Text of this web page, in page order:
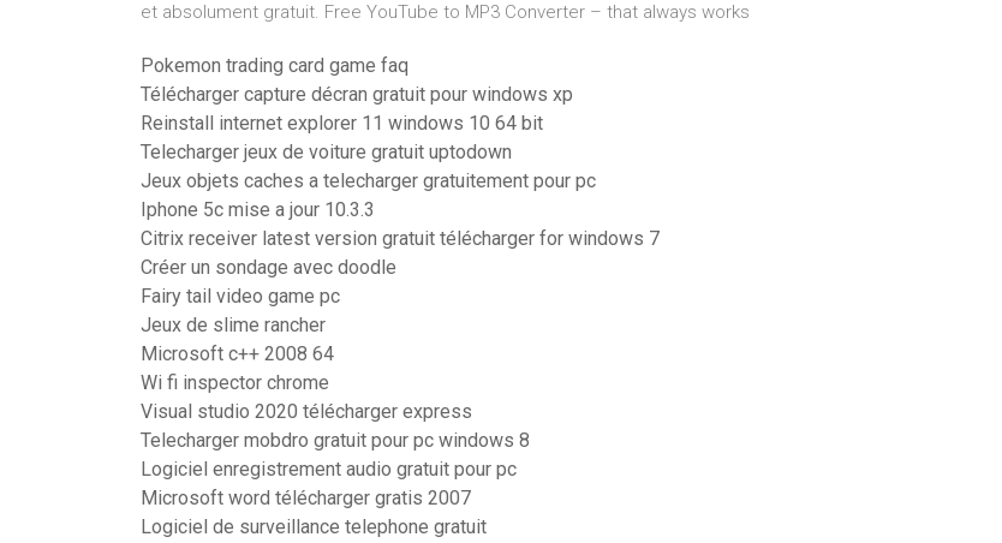
et absolument gratuit. Free YouTube to MP3 Converter – that always works
Pokemon trading card game faq
Télécharger capture décran gratuit pour windows xp
Reinstall internet explorer 11 windows 10 64 bit
Telecharger jeux de voiture gratuit uptodown
Jeux objets caches a telecharger gratuitement pour pc
Iphone 5c mise a jour 10.3.3
Citrix receiver latest version gratuit télécharger for windows 7
Créer un sondage avec doodle
Fairy tail video game pc
Jeux de slime rancher
Microsoft c++ 2008 64
Wi fi inspector chrome
Visual studio 2020 télécharger express
Telecharger mobdro gratuit pour pc windows 8
Logiciel enregistrement audio gratuit pour pc
Microsoft word télécharger gratis 2007
Logiciel de surveillance telephone gratuit